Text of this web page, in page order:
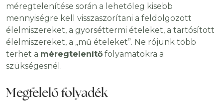
méregtelenítése során a lehetőleg kisebb
mennyiségre kell visszaszorítani a feldolgozott
élelmiszereket, a gyorséttermi ételeket, a tartósított
élelmiszereket, a „mű ételeket”. Ne rójunk több
terhet a méregtelenítő folyamatokra a
szükségesnél.
Megfelelő folyadék